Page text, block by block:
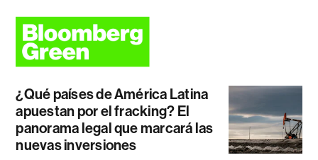
¿Qué países de América Latina
apuestan por el fracking? El
panorama legal que marcará las
nuevas inversiones